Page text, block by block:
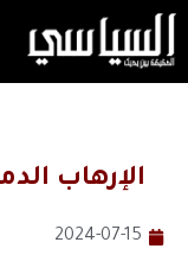
الإرهاب
2024-07-15